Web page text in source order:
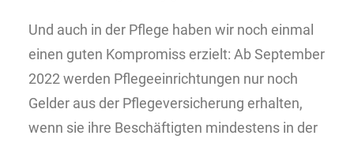
Und auch in der Pflege haben wir noch einmal
einen guten Kompromiss erzielt: Ab September
2022 werden Pflegeeinrichtungen nur noch
Gelder aus der Pflegeversicherung erhalten,
wenn sie ihre Beschäftigten mindestens in der